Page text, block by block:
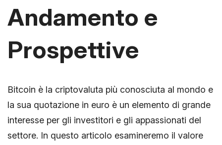
Andamento e
Prospettive
Bitcoin è la criptovaluta più conosciuta al mondo e
la sua quotazione in euro è un elemento di grande
interesse per gli investitori e gli appassionati del
settore. In questo articolo esamineremo il valore